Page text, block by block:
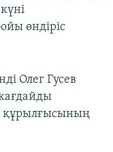
өндіріс
Олег Гусев
құрылғысының